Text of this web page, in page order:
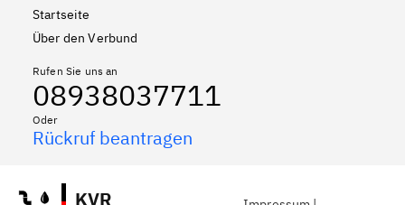
Startseite
Über den Verbund
Rufen Sie uns an
08938037711
Oder
Rückruf beantragen
KVR